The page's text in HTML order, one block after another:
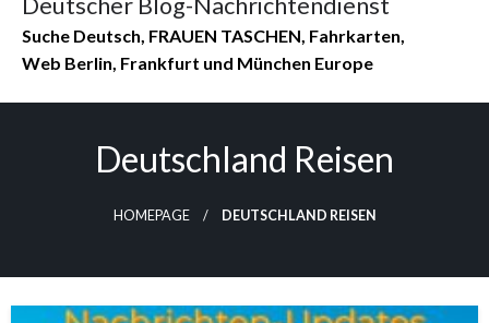
Suche Deutsch, FRAUEN TASCHEN, Fahrkarten,
Web Berlin, Frankfurt und München Europe
Deutschland Reisen
HOMEPAGE DEUTSCHLAND REISEN